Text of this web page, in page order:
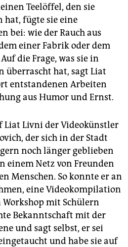
Teelöffel, den sie
hat, fügte sie eine
bei: wie der Rauch aus
einer Fabrik oder dem
die Frage, was sie in
überrascht hat, sagt Liat
entstandenen Arbeiten
aus Humor und Ernst.
Liat Livni der Videokünstler
der sich in der Stadt
noch länger geblieben
einem Netz von Freunden
Menschen. So konnte er an
eine Videokompilation
mit Schülern
Bekanntschaft mit der
und sagt selbst, er sei
und habe sie auf